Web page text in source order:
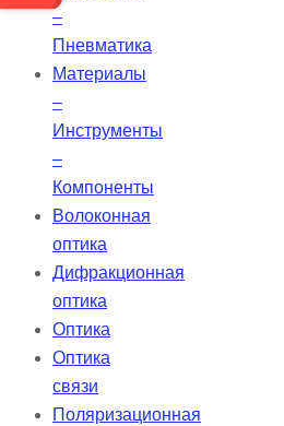
–
Пневматика
Материалы
–
Инструменты
–
Компоненты
Волоконная
оптика
Дифракционная
оптика
Оптика
Оптика
связи
Поляризационная